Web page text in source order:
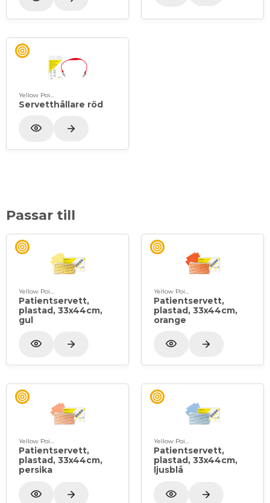
Yellow Point
Servetthållare röd
Passar till
Yellow Point
Patientservett,
plastad, 33x44cm,
gul
Yellow Point
Patientservett,
plastad, 33x44cm,
orange
Yellow Point
Patientservett,
plastad, 33x44cm,
persika
Yellow Point
Patientservett,
plastad, 33x44cm,
ljusblå